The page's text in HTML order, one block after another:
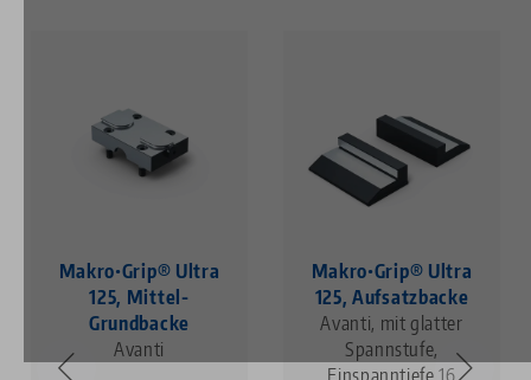
Makro•Grip® Ultra
125, Mittel-
Grundbacke
Avanti
Makro•Grip® Ultra
125, Aufsatzbacke
Avanti, mit glatter
Spannstufe,
Einspanntiefe 16